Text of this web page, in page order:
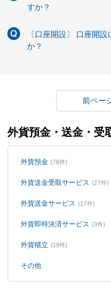
すか？
〔口座開設〕 口座開
か？
外貨預金・送金・受
外貨預金 (78件)
外貨送金受取サービス (27件)
外貨送金サービス (17件)
外貨即時決済サービス (3件)
外貨積立 (19件)
その他